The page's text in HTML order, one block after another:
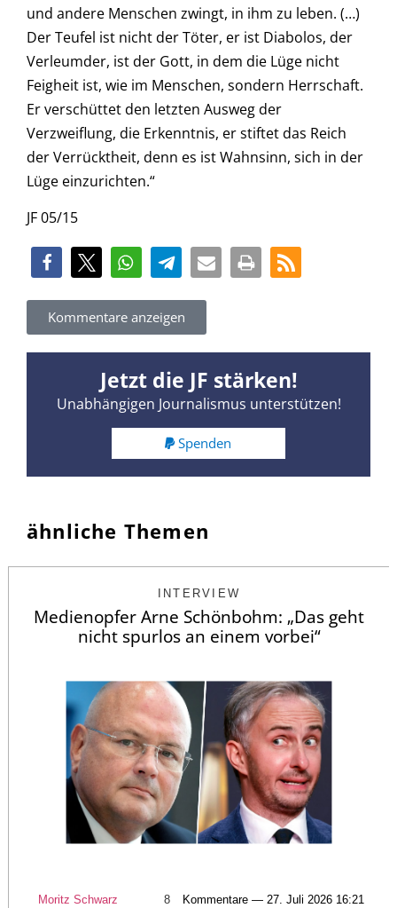
und andere Menschen zwingt, in ihm zu leben. (…)
Der Teufel ist nicht der Töter, er ist Diabolos, der
Verleumder, ist der Gott, in dem die Lüge nicht
Feigheit ist, wie im Menschen, sondern Herrschaft.
Er verschüttet den letzten Ausweg der
Verzweiflung, die Erkenntnis, er stiftet das Reich
der Verrücktheit, denn es ist Wahnsinn, sich in der
Lüge einzurichten.“
JF 05/15
Kommentare anzeigen
Jetzt die JF stärken!
Unabhängigen Journalismus unterstützen!
Spenden
ähnliche Themen
INTERVIEW
Medienopfer Arne Schönbohm: „Das geht
nicht spurlos an einem vorbei“
Moritz Schwarz 8 Kommentare — 27. Juli 2026 16:21